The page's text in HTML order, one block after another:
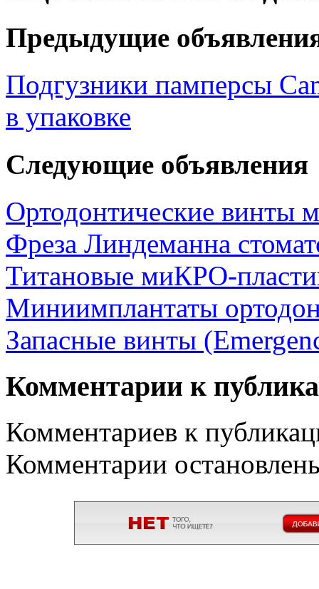
Предыдущие
Подгузники памперсы
в упаковке
Следующие объявления
Ортодонтические
Фреза Линдеманна
Титановые миКРО-
Миниимплантаты
Запасные винты
Комментарии к
Комментариев к
Комментарии